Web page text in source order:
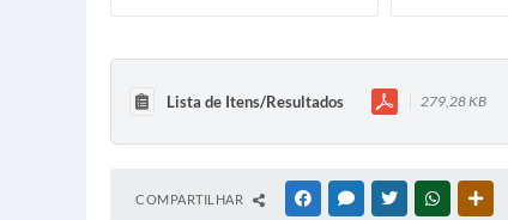
Lista de Itens/Resultados 279,28 KB
COMPARTILHAR FACEBOOKMESSENGER
TWITTERWHATSAPP